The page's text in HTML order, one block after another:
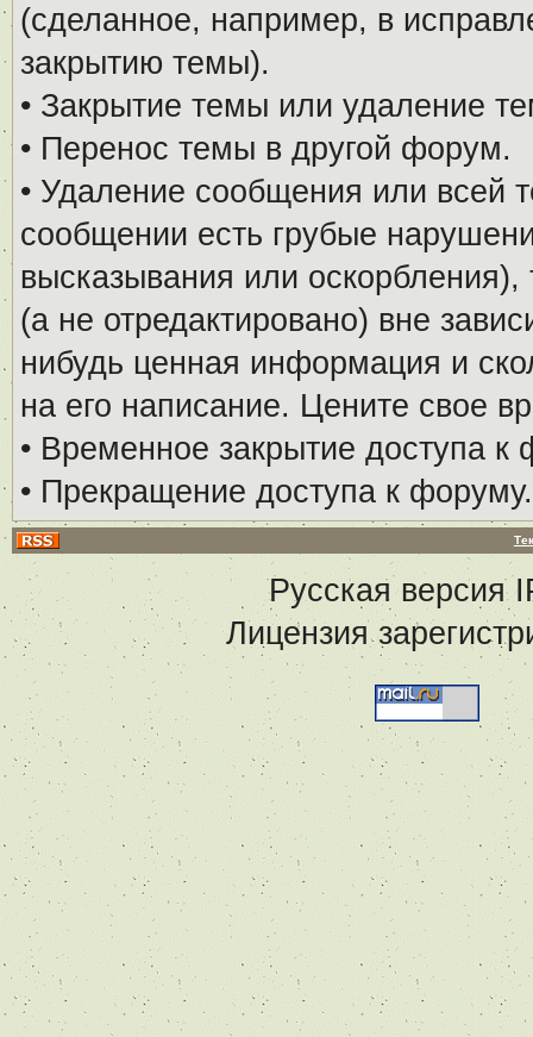
(сделанное, например, в
закрытию темы).
• Закрытие темы или удаление
• Перенос темы в другой форум.
• Удаление сообщения или всей
сообщении есть грубые
высказывания или
(а не отредактировано) вне
нибудь ценная информация и
на его написание. Цените свое
• Временное закрытие доступа к
• Прекращение доступа к форуму.
Русская версия
Лицензия